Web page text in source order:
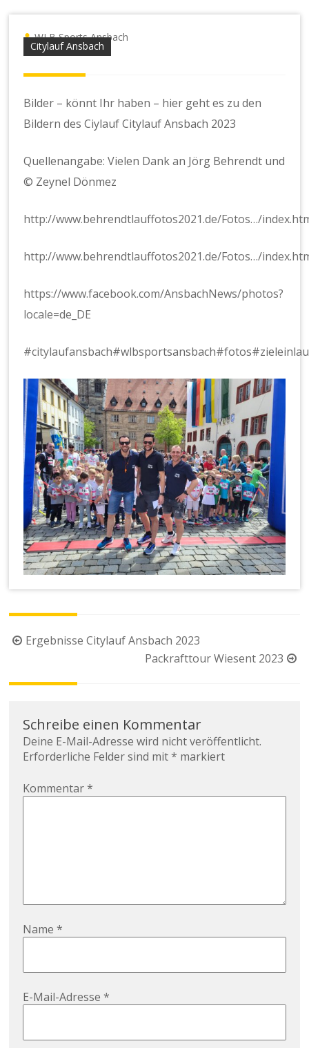
Citylauf Ansbach
WLB Sports Ansbach
Bilder – könnt Ihr haben – hier geht es zu den
Bildern des Ciylauf Citylauf Ansbach 2023
Quellenangabe: Vielen Dank an Jörg Behrendt und
© Zeynel Dönmez
http://www.behrendtlauffotos2021.de/Fotos…/
http://www.behrendtlauffotos2021.de/Fotos…/
https://www.facebook.com/AnsbachNews/photos?
locale=de_DE
#citylaufansbach
Beitragsnavigation
Ergebnisse Citylauf Ansbach 2023
Packrafttour Wiesent 2023
Schreibe einen Kommentar
Deine E-Mail-Adresse wird nicht veröffentlicht.
Erforderliche Felder sind mit* markiert
Kommentar*
Name*
E-Mail-Adresse*